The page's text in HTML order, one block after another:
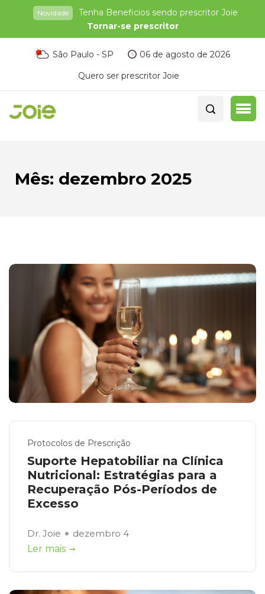
Novidade
Tenha Beneficios sendo prescritor Joie
Tornar-se prescritor
São Paulo - SP
06 de agosto de 2026
Quero ser prescritor Joie
Mês: dezembro 2025
Protocolos de Prescrição
Suporte Hepatobiliar na Clínica
Nutricional: Estratégias para a
Recuperação Pós-Períodos de
Excesso
Dr. Joie
dezembro 4
Ler mais